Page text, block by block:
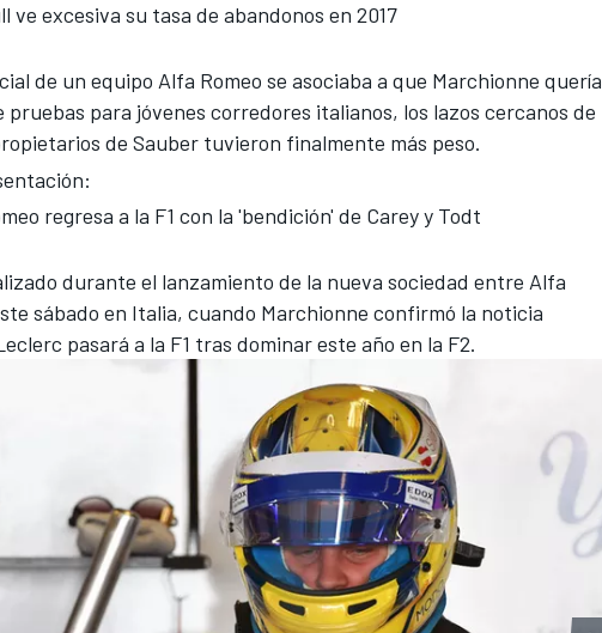
ve excesiva su tasa de abandonos en 2017
de un equipo Alfa Romeo se asociaba a que Marchionne quería
para jóvenes corredores italianos, los lazos cercanos de
de Sauber tuvieron finalmente más peso.
regresa a la F1 con la 'bendición' de Carey y Todt
durante el lanzamiento de la nueva sociedad entre Alfa
sábado en Italia, cuando Marchionne confirmó la noticia
pasará a la F1 tras dominar este año en la F2.